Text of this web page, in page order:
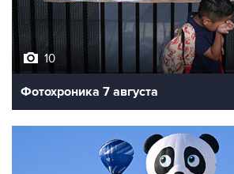
10
Фотохроника 7 августа